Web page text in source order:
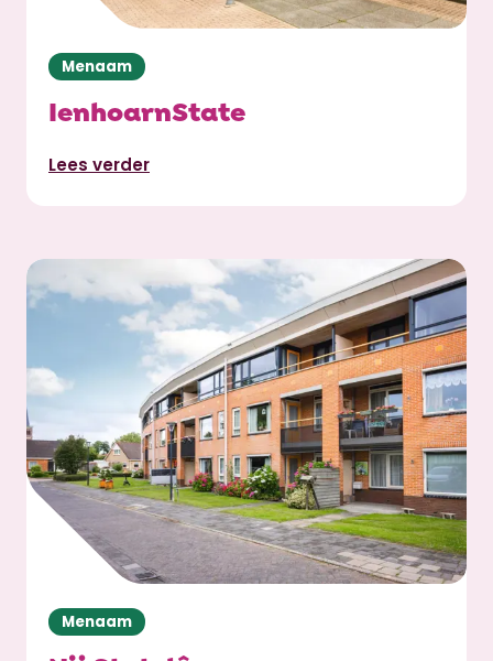
Menaam
IenhoarnState
Lees verder
Menaam